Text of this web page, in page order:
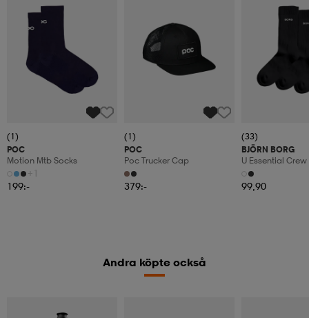
(1)
POC
Motion Mtb Socks
+1
199:-
(1)
POC
Poc Trucker Cap
379:-
(33)
BJÖRN BORG
U Essential
99,90
Andra köpte också